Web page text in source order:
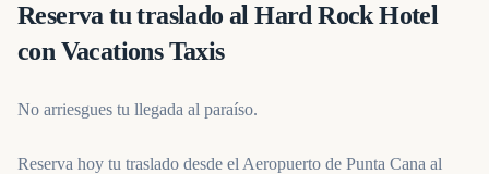
Reserva tu traslado al Hard Rock Hotel
con Vacations Taxis
No arriesgues tu llegada al paraíso.
Reserva hoy tu traslado desde el Aeropuerto de Punta Cana al